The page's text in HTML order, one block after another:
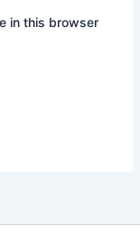
in this browser